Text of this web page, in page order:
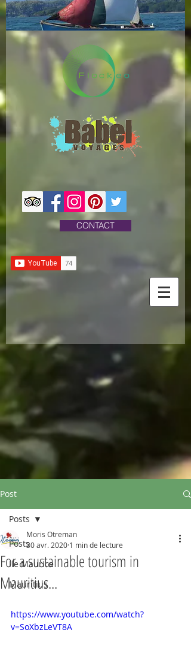
CONTACT
Post
Posts
Ile Maurice
Mauritius
Posts
For a sustainable tourism in
Mauritius...
Moris Otreman
30 avr. 2020 1 min de lecture
https://www.youtube.com/watch?
v=SoXbzLeVT8A